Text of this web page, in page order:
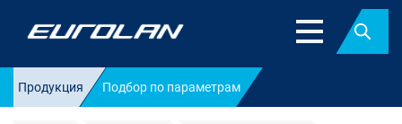
Найти
Продукция Подбор по параметрам